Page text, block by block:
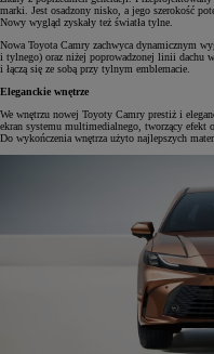
marki. Jest osadzony nisko, a jego szerokość
Nowy wygląd zyskały też światła tylne.
Nowa Toyota Camry zachwyca dynamicznym
i tylnego) oraz niżej poprowadzonej linii dachu
i łączą się ze sobą przy tylnym emblemacie.
Eleganckie wnętrze
We wnętrzu nowej Toyoty Camry prestiż i
ekran systemu multimedialnego, tworzący efekt
Do wykończenia wnętrza użyto najlepszych